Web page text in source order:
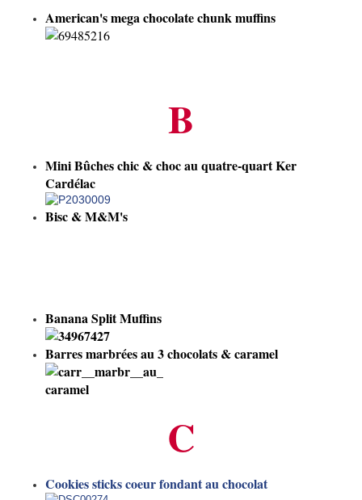
American's mega chocolate chunk muffins
B
Mini Bûches chic & choc au quatre-quart Ker
Cardélac
Bisc & M&M's
Banana Split Muffins
Barres marbrées au 3 chocolats & caramel
C
Cookies sticks coeur fondant au chocolat